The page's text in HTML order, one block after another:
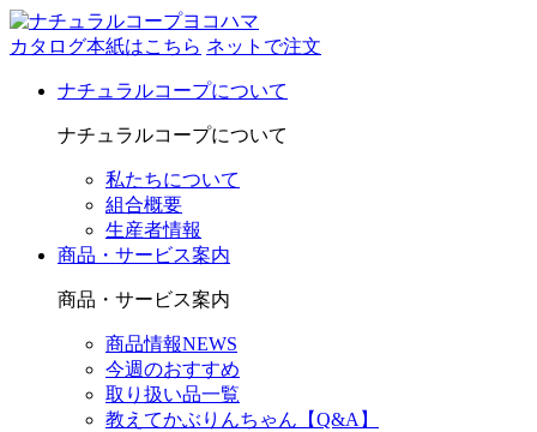
カタログ本紙はこちら ネットで注文
ナチュラルコープについて
ナチュラルコープについて
私たちについて
組合概要
生産者情報
商品・サービス案内
商品・サービス案内
商品情報NEWS
今週のおすすめ
取り扱い品一覧
教えてかぶりんちゃん【Q&A】